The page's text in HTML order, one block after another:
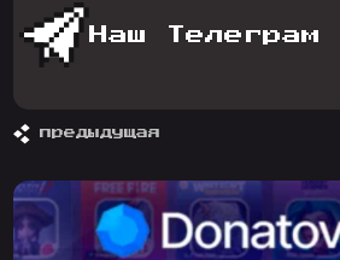
Наш Телеграм
предыдущая